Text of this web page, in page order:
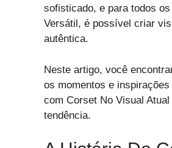
sofisticado, e para todos
Versátil, é possível criar
autêntica.
Neste artigo, você
os momentos e
com Corset No Visual
tendência.